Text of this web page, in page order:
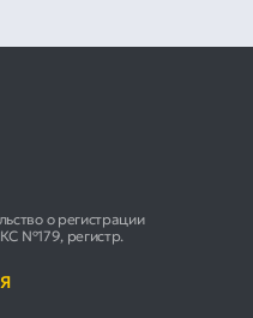
о регистрации
№179, регистр.